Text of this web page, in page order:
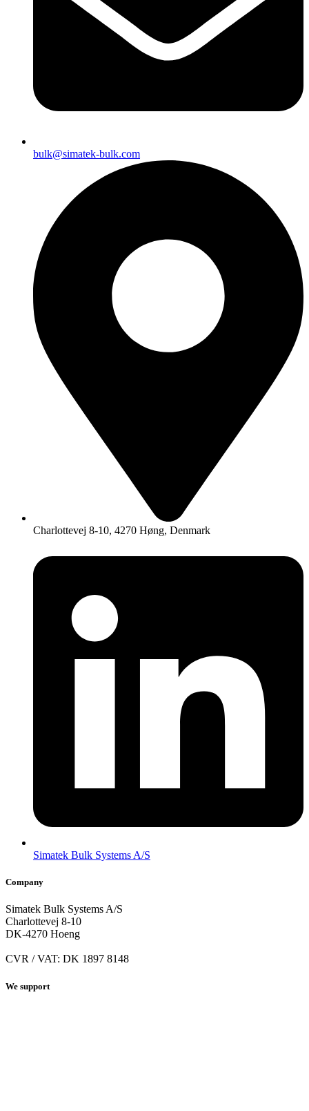
bulk@simatek-bulk.com
Charlottevej 8-10, 4270 Høng, Denmark
Simatek Bulk Systems A/S
Company
Simatek Bulk Systems A/S
Charlottevej 8-10
DK-4270 Hoeng
CVR / VAT: DK 1897 8148
We support